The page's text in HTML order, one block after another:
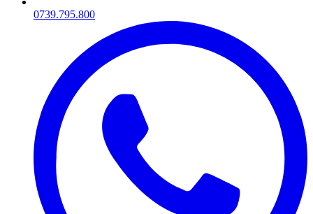
0739.795.800